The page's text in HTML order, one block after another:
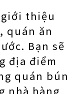
thiệu
quán ăn
Bạn sẽ
địa điểm
quán bún
nhà hàng